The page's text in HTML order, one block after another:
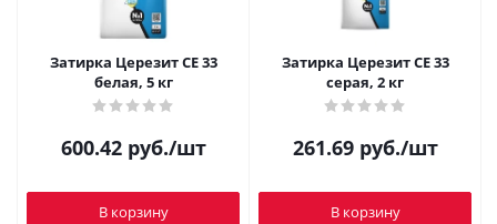
Затирка Церезит CE 33
белая, 5 кг
600.42руб./шт
В корзину
Затирка Церезит CE 33
серая, 2 кг
261.69руб./шт
В корзину